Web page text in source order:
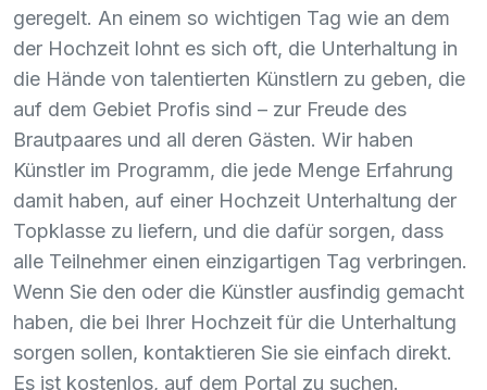
geregelt. An einem so wichtigen Tag wie an dem
der Hochzeit lohnt es sich oft, die Unterhaltung in
die Hände von talentierten Künstlern zu geben, die
auf dem Gebiet Profis sind – zur Freude des
Brautpaares und all deren Gästen. Wir haben
Künstler im Programm, die jede Menge Erfahrung
damit haben, auf einer Hochzeit Unterhaltung der
Topklasse zu liefern, und die dafür sorgen, dass
alle Teilnehmer einen einzigartigen Tag verbringen.
Wenn Sie den oder die Künstler ausfindig gemacht
haben, die bei Ihrer Hochzeit für die Unterhaltung
sorgen sollen, kontaktieren Sie sie einfach direkt.
Es ist kostenlos, auf dem Portal zu suchen.